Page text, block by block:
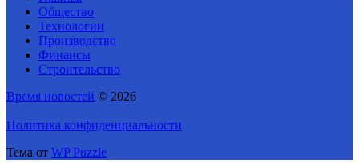
Общество
Технологии
Производство
Финансы
Строительство
Время новостей © 2026
Политика конфиденциальности
Тема от WP Puzzle